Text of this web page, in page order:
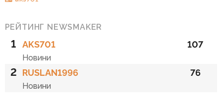
РЕЙТИНГ NEWSMAKER
1 AKS701
Новини
107
2 RUSLAN1996
Новини
76